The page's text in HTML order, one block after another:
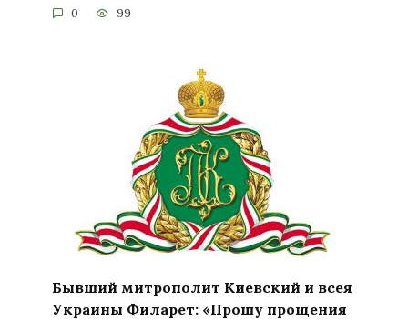
0 99
Бывший митрополит Киевский и всея
Украины Филарет: «Прошу прощения